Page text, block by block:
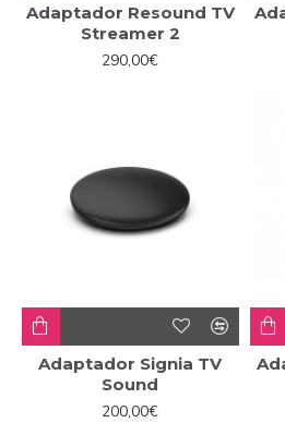
Adaptador Resound TV
Streamer 2
290,00€
Adaptador Signia TV
Sound
200,00€